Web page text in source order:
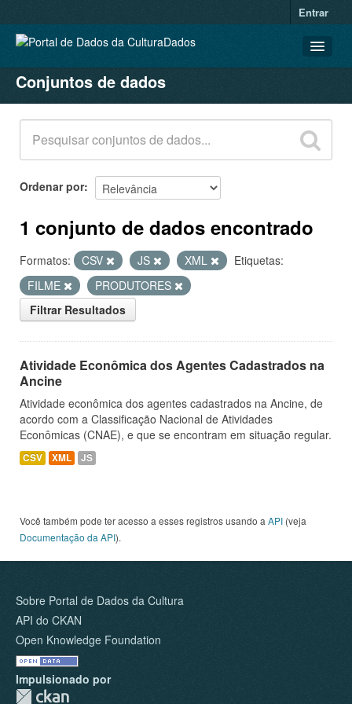
Entrar
CONJUNTOS DE DADOS
ORGANIZAÇÕES
GRUPOS
SOBRE
Conjuntos de dados
Ordenar por
1 conjunto de dados encontrado
Formatos: CSV JS XML
Etiquetas:
FILME
PRODUTORES
Filtrar Resultados
Atividade Econômica dos Agentes Cadastrados na
Ancine
Atividade econômica dos agentes cadastrados na Ancine, de
acordo com a Classificação Nacional de Atividades
Econômicas (CNAE), e que se encontram em situação regular.
CSV XML JS
Você também pode ter acesso a esses registros usando a API (veja
Documentação da API).
Sobre Portal de Dados da Cultura
API do CKAN
Open Knowledge Foundation
Impulsionado por